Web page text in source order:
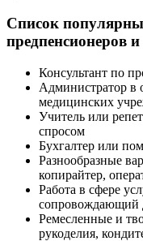
Список
предпенсионеров
Консультант по
Администратор в
медицинских
Учитель или
спросом
Бухгалтер или
Разнообразные
копирайтер,
Работа в сфере
сопровождающий
Ремесленные и
рукоделия,